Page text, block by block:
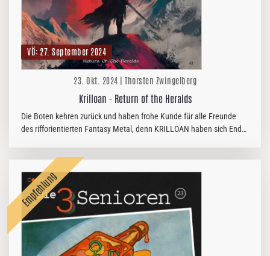
VÖ: 27. September 2024
23. Okt. 2024 | Thorsten Zwingelberg
Krilloan - Return of the Heralds
Die Boten kehren zurück und haben frohe Kunde für alle Freunde
des rifforientierten Fantasy Metal, denn KRILLOAN haben sich Ende